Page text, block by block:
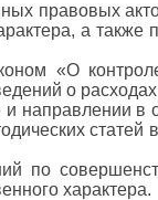
правовых
а
«О
о
направлении в
по
характера.